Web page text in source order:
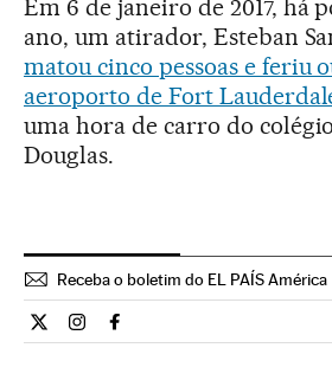
Em 6 de janeiro de 2017, há
ano, um atirador, Esteban
matou cinco pessoas e feriu
aeroporto de Fort
uma hora de carro do
Douglas.
Receba o boletim do EL PAÍS América
Internacional El País Brasil en Twitter
Internacional El País Brasil en
Internacional El País Brasil